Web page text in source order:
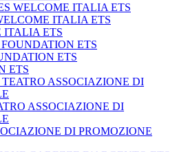
ITALIA ETS
ETS
DI PROMOZIONE